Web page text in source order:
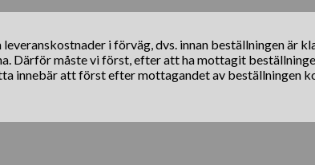
i förväg, dvs. innan beställningen är
Därför måste vi först, efter att ha mottagit
innebär att först efter mottagandet av beställningen